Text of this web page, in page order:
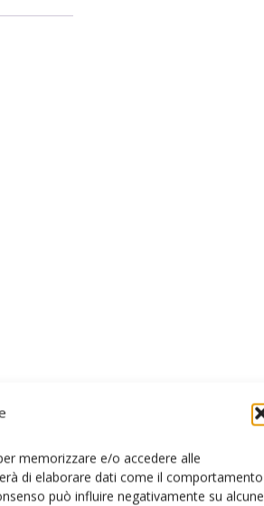
memorizzare e/o accedere alle
di elaborare dati come il comportamento
può influire negativamente su alcune